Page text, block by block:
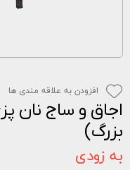
بزرگ)
به زودی
افزودن به علاقه مندی ها